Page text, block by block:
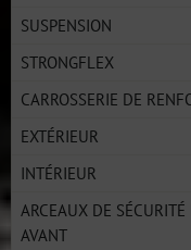
SUSPENSION
STRONGFLEX
CARROSSERIE DE
EXTÉRIEUR
INTÉRIEUR
ARCEAUX DE
AVANT